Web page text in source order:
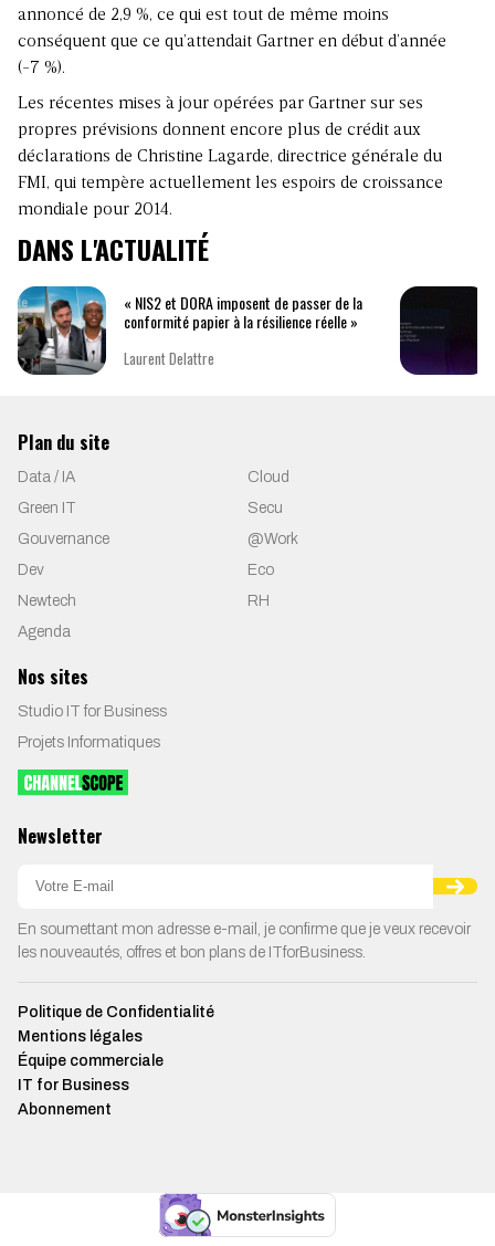
annoncé de 2,9 %, ce qui est tout de même moins
conséquent que ce qu’attendait Gartner en début d’année
(-7 %).
Les récentes mises à jour opérées par Gartner sur ses
propres prévisions donnent encore plus de crédit aux
déclarations de Christine Lagarde, directrice générale du
FMI, qui tempère actuellement les espoirs de croissance
mondiale pour 2014.
DANS L'ACTUALITÉ
« NIS2 et DORA imposent de passer de la
conformité papier à la résilience réelle »
Laurent Delattre
Plan du site
Data / IA
Cloud
Green IT
Secu
Gouvernance
@Work
Dev
Eco
Newtech
RH
Agenda
Nos sites
Studio IT for Business
Projets Informatiques
Newsletter
En soumettant mon adresse e-mail, je confirme que je veux recevoir
les nouveautés, offres et bon plans de ITforBusiness.
Politique de Confidentialité
Mentions légales
Équipe commerciale
IT for Business
Abonnement